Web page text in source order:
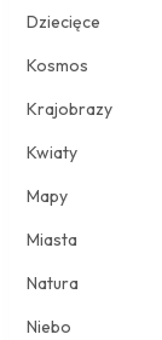
Dziecięce
Kosmos
Krajobrazy
Kwiaty
Mapy
Miasta
Natura
Niebo